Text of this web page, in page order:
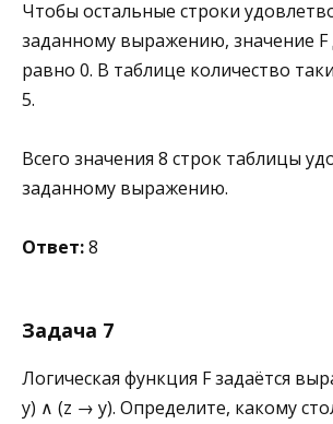
Чтобы остальные строки
заданному выражению, значение
равно 0. В таблице количество
5.
Всего значения 8 строк таблицы
заданному выражению.
Ответ:8
Задача 7
Логическая функция F задаётся
y) ∧ (z → y). Определите, какому